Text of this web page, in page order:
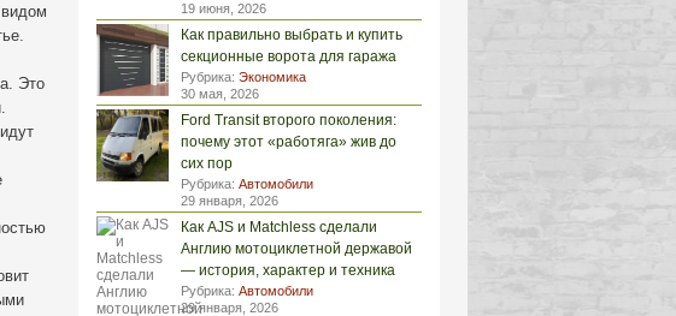
Это
19 июня, 2026
Как правильно выбрать и купить
секционные ворота для гаража
Рубрика: Экономика
30 мая, 2026
Ford Transit второго поколения:
почему этот «работяга» жив до
сих пор
Рубрика: Автомобили
29 января, 2026
Как AJS и Matchless сделали
Англию мотоциклетной державой
— история, характер и техника
Рубрика: Автомобили
29 января, 2026